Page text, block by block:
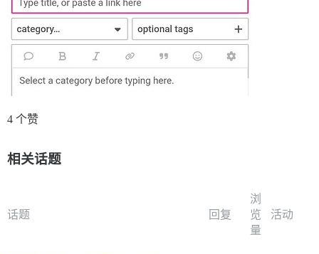
4 个赞
相关话题
话题 回复
浏
览
量
活动